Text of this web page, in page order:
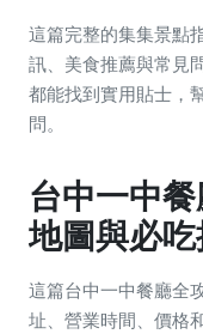
這篇完整的集集景點
訊、美食推薦與常見
都能找到實用貼士，
問。
台中一中
地圖與必
這篇台中一中餐廳全
址、營業時間、價格